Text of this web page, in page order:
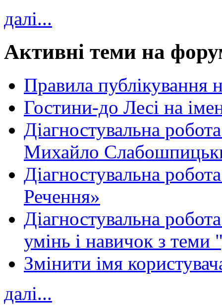
далі...
Активні теми на
Правила публікування
Гостини-до Лесі на
Діагностувальна
Михайло
Діагностувальна
Речення»
Діагностувальна
умінь і навичок з теми
Змінити імя
далі...